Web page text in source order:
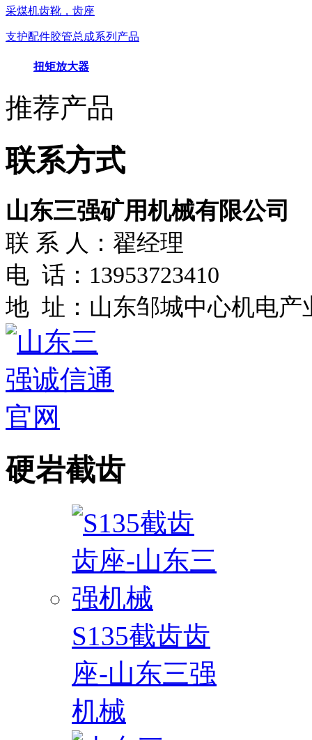
采煤机齿靴，齿座
支护配件胶管总成系列产品
扭矩放大器
推荐产品
联系方式
山东三强矿用机械有限公司
联 系 人：翟经理
电 话：13953723410
地 址：山东邹城中心机电产
硬岩截齿
S135截齿齿
座-山东三强
机械